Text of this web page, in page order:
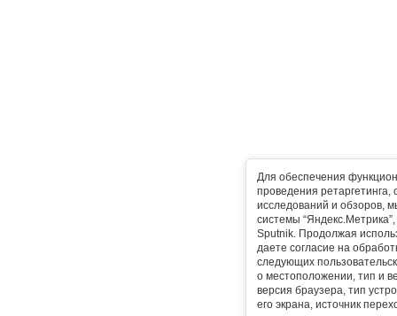
Для обеспечения
проведения ретаргетинга,
исследований и обзоров,
системы
Sputnik. Продолжая
даете согласие на
следующих
о местоположении, тип и
версия браузера, тип
его экрана, источник